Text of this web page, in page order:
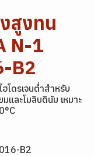
สูงทน
N-1
B2
โดรเจนต่ำสำหรับ
และโมลิบดินัม เหมาะ
B2